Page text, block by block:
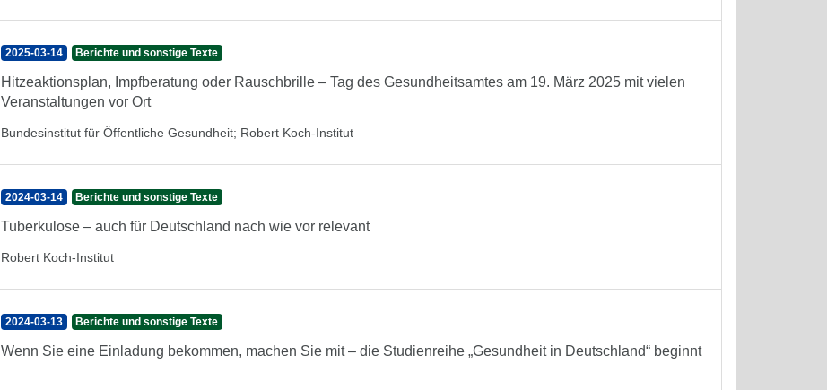
2025-03-14 Berichte und sonstige Texte
Hitzeaktionsplan, Impfberatung oder Rauschbrille – Tag des Gesundheitsamtes am 19. März 2025 mit vielen
Veranstaltungen vor Ort
Bundesinstitut für Öffentliche Gesundheit; Robert Koch-Institut
2024-03-14 Berichte und sonstige Texte
Tuberkulose – auch für Deutschland nach wie vor relevant
Robert Koch-Institut
2024-03-13 Berichte und sonstige Texte
Wenn Sie eine Einladung bekommen, machen Sie mit – die Studienreihe „Gesundheit in Deutschland“ beginnt